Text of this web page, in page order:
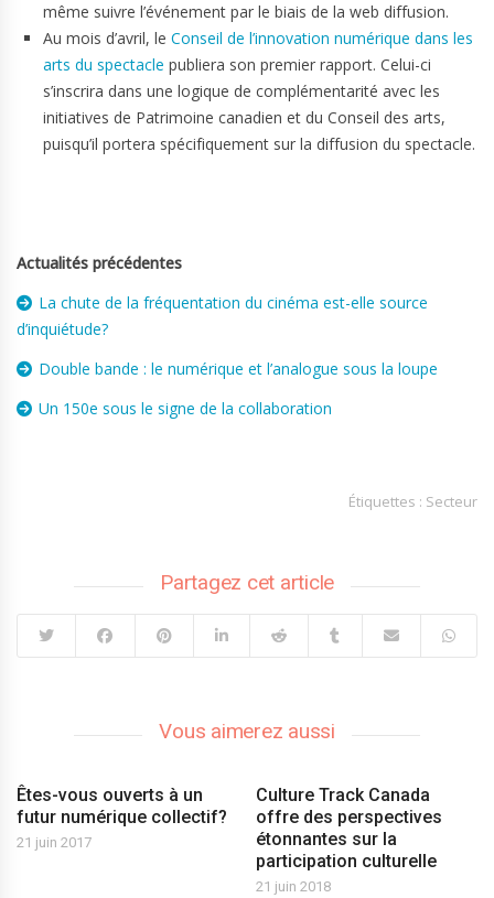
même suivre l’événement par le biais de la web diffusion.
Au mois d’avril, le Conseil de l’innovation numérique dans les
arts du spectacle publiera son premier rapport. Celui-ci
s’inscrira dans une logique de complémentarité avec les
initiatives de Patrimoine canadien et du Conseil des arts,
puisqu’il portera spécifiquement sur la diffusion du spectacle.
Actualités précédentes
La chute de la fréquentation du cinéma est-elle source
d’inquiétude?
Double bande : le numérique et l’analogue sous la loupe
Un 150e sous le signe de la collaboration
Étiquettes : Secteur
Partagez cet article
Vous aimerez aussi
Êtes-vous ouverts à un
futur numérique collectif?
21 juin 2017
Culture Track Canada
offre des perspectives
étonnantes sur la
participation culturelle
21 juin 2018